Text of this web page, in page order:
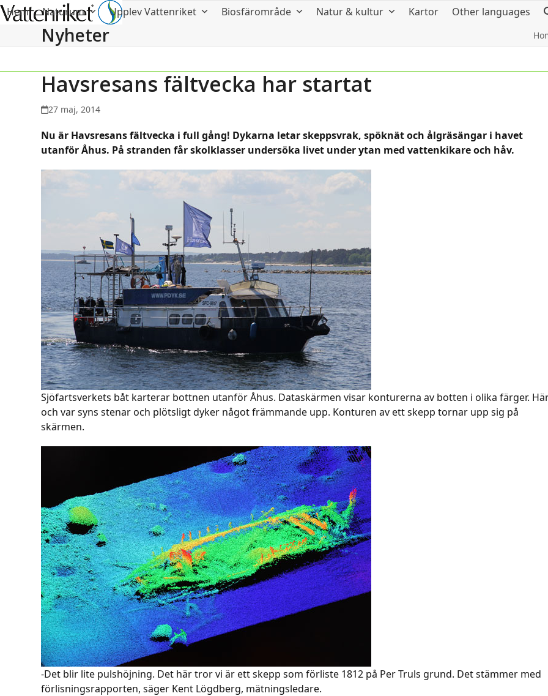
Hem Naturum Upplev Vattenriket Biosfärområde Natur & kultur Kartor Other languages
Nyheter
Havsresans fältvecka har startat
27 maj, 2014
Nu är Havsresans fältvecka i full gång! Dykarna letar skeppsvrak, spöknät och ålgräsängar i havet
utanför Åhus. På stranden får skolklasser undersöka livet under ytan med vattenkikare och håv.
Sjöfartsverkets båt karterar bottnen utanför Åhus. Dataskärmen visar konturerna av botten i olika färger.
och var syns stenar och plötsligt dyker något främmande upp. Konturen av ett skepp tornar upp sig på
skärmen.
-Det blir lite pulshöjning. Det här tror vi är ett skepp som förliste 1812 på Per Truls grund. Det stämmer med
förlisningsrapporten, säger Kent Lögdberg, mätningsledare.